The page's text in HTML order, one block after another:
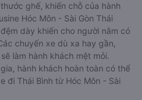
ghế, khiến chỗ của hành
Hóc Môn - Sài Gòn Thái
dày khiến cho người nằm có
chuyến xe dù xa hay gần,
làm hành khách mệt mỏi.
hành khách hoàn toàn có thể
đi Thái Bình từ Hóc Môn - Sài